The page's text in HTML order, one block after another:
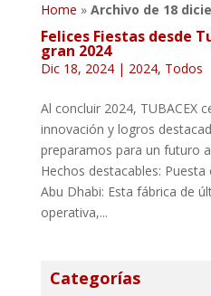
Home » Archivo de 18
Felices Fiestas desde
gran 2024
Dic 18, 2024| 2024, Todos
Al concluir 2024, TUBACEX
innovación y logros
preparamos para un futuro
Hechos destacables:
Abu Dhabi: Esta fábrica de
operativa,...
Categorías